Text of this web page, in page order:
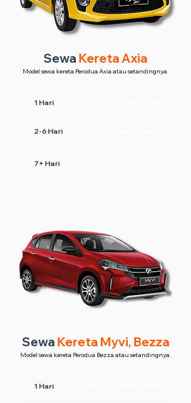
Sewa Kereta Axia
Model sewa kereta Perodua Axia atau setandingnya.
1 Hari
2-6 Hari
7+ Hari
Sewa Kereta Myvi, Bezza
Model sewa kereta Perodua Bezza atau setandingnya.
1 Hari